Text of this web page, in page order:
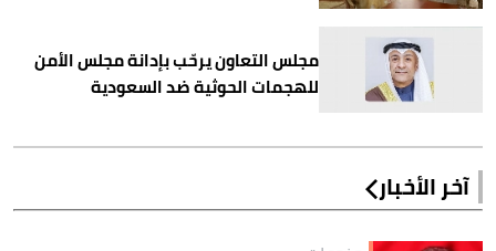
مجلس التعاون يرحّب بإدانة مجلس الأمن
للهجمات الحوثية ضد السعودية
آخر الأخبار